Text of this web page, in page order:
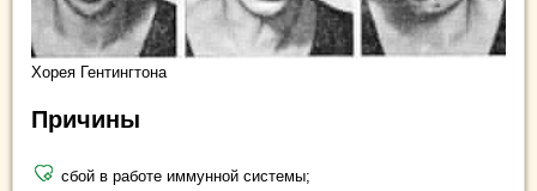
Хорея Гентингтона
Причины
сбой в работе иммунной системы;